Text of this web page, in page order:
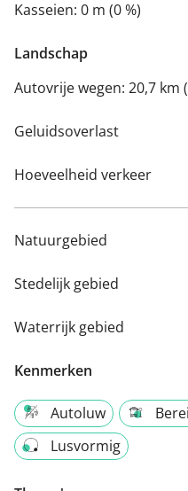
Kasseien: 0 m (0 %)
Landschap
Autovrije wegen: 20,7 km
Geluidsoverlast
Hoeveelheid verkeer
Natuurgebied
Stedelijk gebied
Waterrijk gebied
Kenmerken
Autoluw
Lusvormig